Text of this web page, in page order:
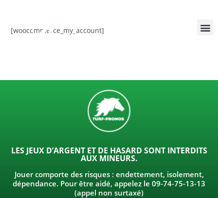
[woocommerce_my_account]
LES JEUX D’ARGENT ET DE HASARD SONT INTERDITS
AUX MINEURS.
Jouer comporte des risques : endettement, isolement,
dépendance. Pour être aidé, appelez le 09-74-75-13-13
(appel non surtaxé)